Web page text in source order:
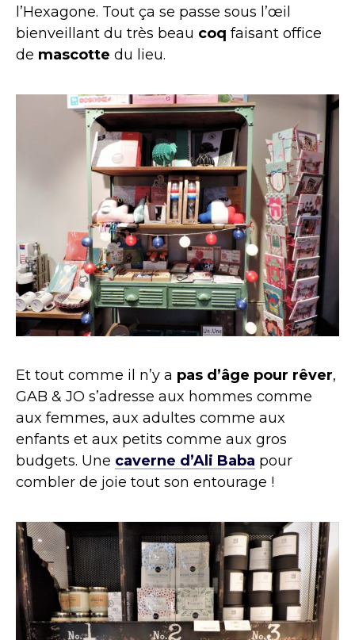
l’Hexagone. Tout ça se passe sous l’œil
bienveillant du très beau coq faisant office
de mascotte du lieu.
Et tout comme il n’y a pas d’âge pour rêver,
GAB & JO s’adresse aux hommes comme
aux femmes, aux adultes comme aux
enfants et aux petits comme aux gros
budgets. Une caverne d’Ali Baba pour
combler de joie tout son entourage !